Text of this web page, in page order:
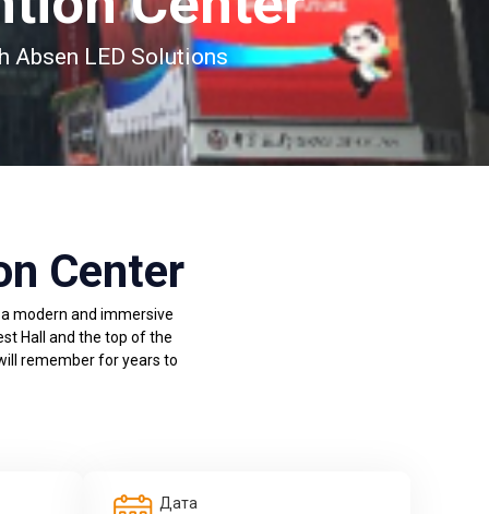
Absen LED Solutions
Center
modern and immersive
Hall and the top of the
remember for years to
Дата